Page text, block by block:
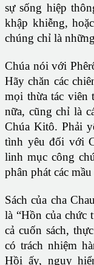
sự sống hiệp
khập khiễng,
chúng chỉ là
Chúa nói với
Hãy chăn các
mọi thừa tác viên
nữa, cũng chỉ là
Chúa Kitô. Phải
tình yêu đối với
linh mục công
phân phát các
Sách của cha
là “Hồn của chức
cả cuốn sách,
có trách nhiệm
Hồi ấy, nguy